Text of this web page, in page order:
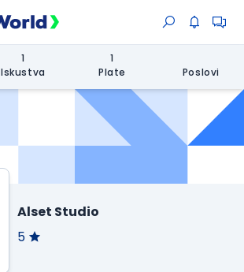
1
Iskustva
1
Plate
Poslovi
Alset Studio
5